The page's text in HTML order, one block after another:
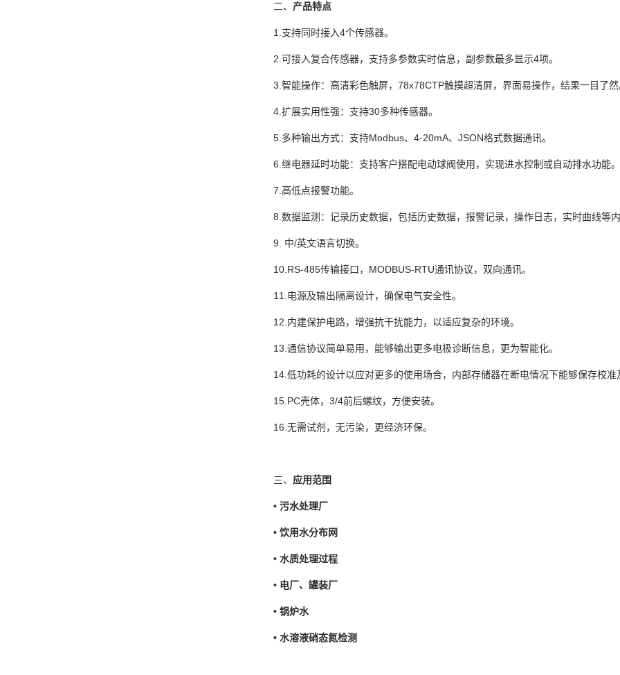
二、 产品特点
1.支持同时接入4个传感器。
2.可接入复合传感器，支持多参数实时信息，副参数最多显示4项。
3.智能操作：高清彩色触屏，78x78CTP触摸超清屏，界面易操作，结果一目了然
4.扩展实用性强：支持30多种传感器。
5.多种输出方式：支持Modbus、4-20mA、JSON格式数据通讯。
6.继电器延时功能：支持客户搭配电动球阀使用，实现进水控制或自动排水功能。
7.高低点报警功能。
8.数据监测：记录历史数据，包括历史数据，报警记录，操作日志，实时曲线等内
9. 中/英文语言切换。
10.RS-485传输接口，MODBUS-RTU通讯协议，双向通讯。
11.电源及输出隔离设计，确保电气安全性。
12.内建保护电路，增强抗干扰能力，以适应复杂的环境。
13.通信协议简单易用，能够输出更多电极诊断信息，更为智能化。
14.低功耗的设计以应对更多的使用场合，内部存储器在断电情况下能够保存校准
15.PC壳体，3/4前后螺纹，方便安装。
16.无需试剂，无污染，更经济环保。
三、 应用范围
• 污水处理厂
• 饮用水分布网
• 水质处理过程
• 电厂、罐装厂
• 锅炉水
• 水溶液硝态氮检测